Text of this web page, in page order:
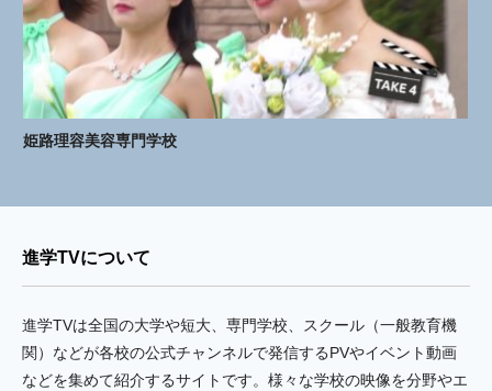
姫路理容美容専門学校
進学TVについて
進学TVは全国の大学や短大、専門学校、スクール（一般教育機
関）などが各校の公式チャンネルで発信するPVやイベント動画
などを集めて紹介するサイトです。様々な学校の映像を分野やエ